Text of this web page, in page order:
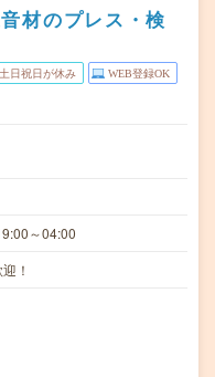
材のプレス・検
土日祝日が休み WEB登録OK
～04:00
！